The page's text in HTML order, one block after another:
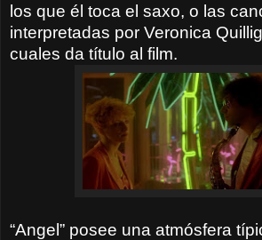
los que él toca el saxo, o las
interpretadas por Veronica
cuales da título al film.
“Angel” posee una atmósfera